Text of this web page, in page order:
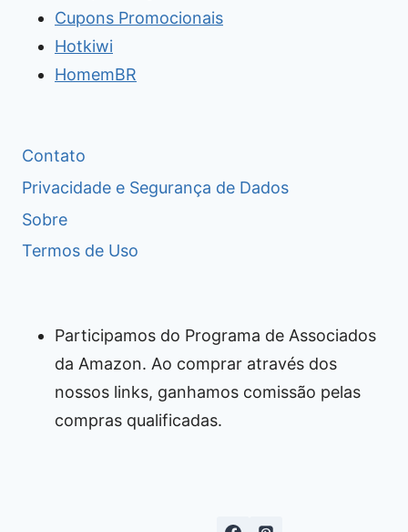
Cupons Promocionais
Hotkiwi
HomemBR
Contato
Privacidade e Segurança de Dados
Sobre
Termos de Uso
Participamos do Programa de Associados
da Amazon. Ao comprar através dos
nossos links, ganhamos comissão pelas
compras qualificadas.